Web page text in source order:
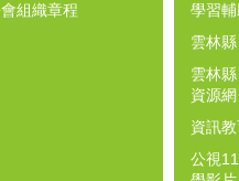
組織章程
學習
雲林
雲林
資源網
資訊
公視